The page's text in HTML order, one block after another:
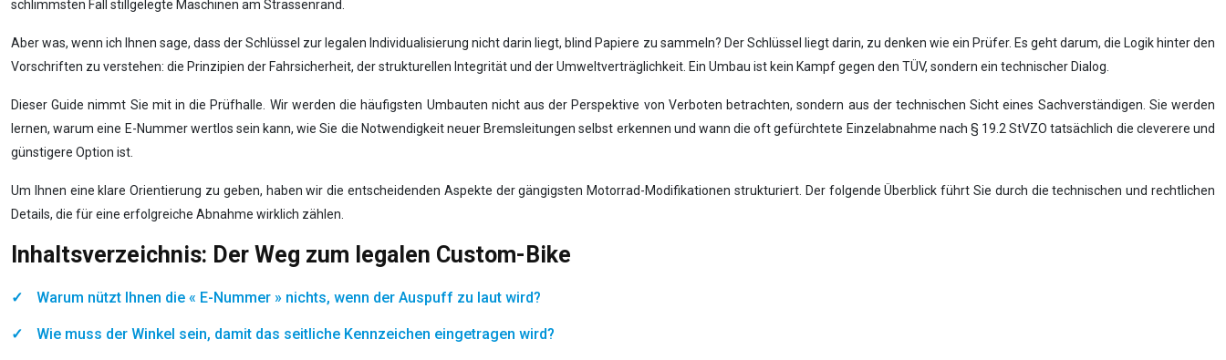
schlimmsten Fall stillgelegte Maschinen am Strassenrand.
Aber was, wenn ich Ihnen sage, dass der Schlüssel zur legalen Individualisierung nicht darin liegt, blind Papiere zu sammeln? Der Schlüssel liegt darin, zu denken wie ein Prüfer. Es geht darum, die Logik hinter den
Vorschriften zu verstehen: die Prinzipien der Fahrsicherheit, der strukturellen Integrität und der Umweltverträglichkeit. Ein Umbau ist kein Kampf gegen den TÜV, sondern ein technischer Dialog.
Dieser Guide nimmt Sie mit in die Prüfhalle. Wir werden die häufigsten Umbauten nicht aus der Perspektive von Verboten betrachten, sondern aus der technischen Sicht eines Sachverständigen. Sie werden
lernen, warum eine E-Nummer wertlos sein kann, wie Sie die Notwendigkeit neuer Bremsleitungen selbst erkennen und wann die oft gefürchtete Einzelabnahme nach § 19.2 StVZO tatsächlich die cleverere und
günstigere Option ist.
Um Ihnen eine klare Orientierung zu geben, haben wir die entscheidenden Aspekte der gängigsten Motorrad-Modifikationen strukturiert. Der folgende Überblick führt Sie durch die technischen und rechtlichen
Details, die für eine erfolgreiche Abnahme wirklich zählen.
Inhaltsverzeichnis: Der Weg zum legalen Custom-Bike
Warum nützt Ihnen die « E-Nummer » nichts, wenn der Auspuff zu laut wird?
Wie muss der Winkel sein, damit das seitliche Kennzeichen eingetragen wird?